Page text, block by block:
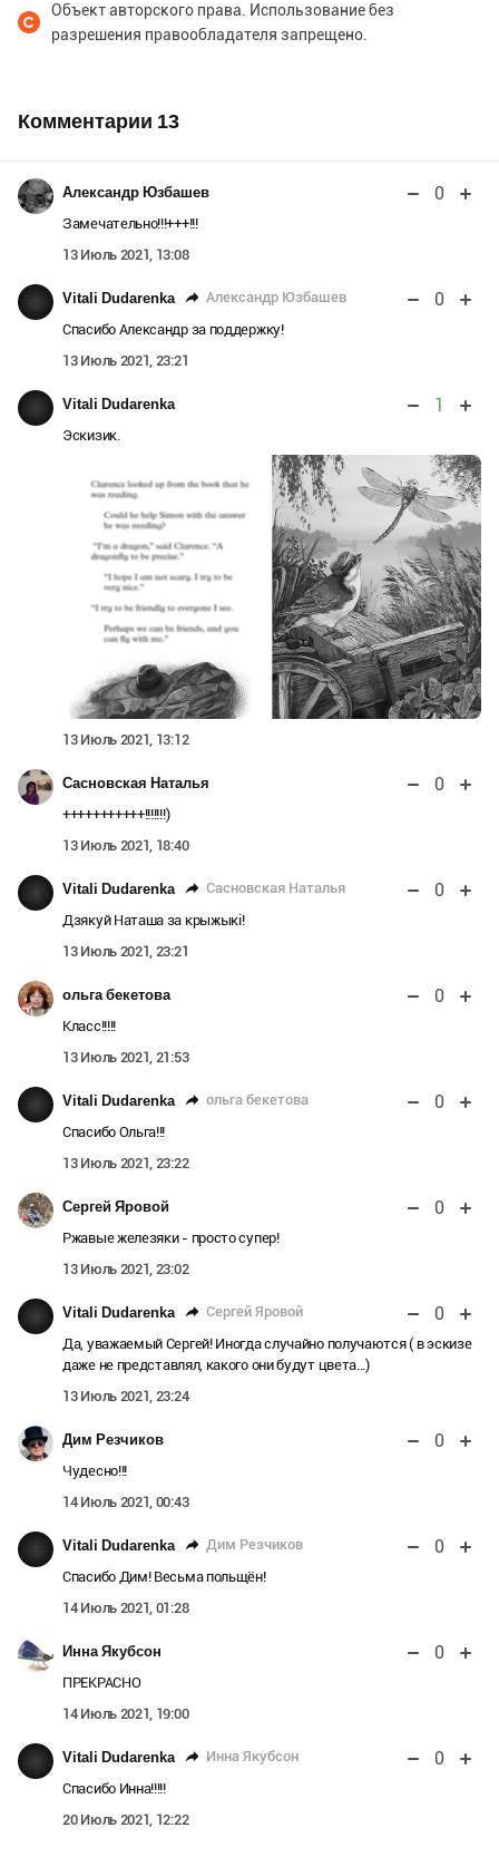
Объект авторского права. Использование без
разрешения правообладателя запрещено.
Комментарии 13
Александр Юзбашев 0
Замечательно!!!+++!!!
13 Июль 2021, 13:08
Vitali Dudarenka Александр Юзбашев 0
Спасибо Александр за поддержку!
13 Июль 2021, 23:21
Vitali Dudarenka 1
Эскизик.
13 Июль 2021, 13:12
Сасновская Наталья 0
+++++++++++!!!!!!!)
13 Июль 2021, 18:40
Vitali Dudarenka Сасновская Наталья 0
Дзякуй Наташа за крыжыкі!
13 Июль 2021, 23:21
ольга бекетова 0
Класс!!!!!
13 Июль 2021, 21:53
Vitali Dudarenka ольга бекетова 0
Спасибо Ольга!!!
13 Июль 2021, 23:22
Сергей Яровой 0
Ржавые железяки - просто супер!
13 Июль 2021, 23:02
Vitali Dudarenka Сергей Яровой 0
Да, уважаемый Сергей! Иногда случайно получаются ( в эскизе
даже не представлял, какого они будут цвета...)
13 Июль 2021, 23:24
Дим Резчиков 0
Чудесно!!!
14 Июль 2021, 00:43
Vitali Dudarenka Дим Резчиков 0
Спасибо Дим! Весьма польщён!
14 Июль 2021, 01:28
Инна Якубсон 0
ПРЕКРАСНО
14 Июль 2021, 19:00
Vitali Dudarenka Инна Якубсон 0
Спасибо Инна!!!!!
20 Июль 2021, 12:22